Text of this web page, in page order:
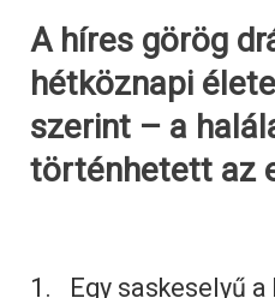
A híres görög
hétköznapi
szerint – a
történhetett az
1. Egy saskeselyű a